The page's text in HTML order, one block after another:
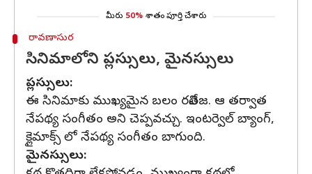
మీరు 50% శాతం పూర్తి చేశారు
రావణాసుర
సినిమాలోని ప్లస్సులు, మైనస్సులు
ప్లస్సులు:
ఈ సినిమాకు ముఖ్యమైన బలం రవితేజ. ఆ తర్వాత
నేపథ్య సంగీతం అని చెప్పవచ్చు. ఇంటర్వెల్ బ్యాంగ్,
క్లైమాక్స్ లో నేపథ్య సంగీతం బాగుంది.
మైనస్సులు: